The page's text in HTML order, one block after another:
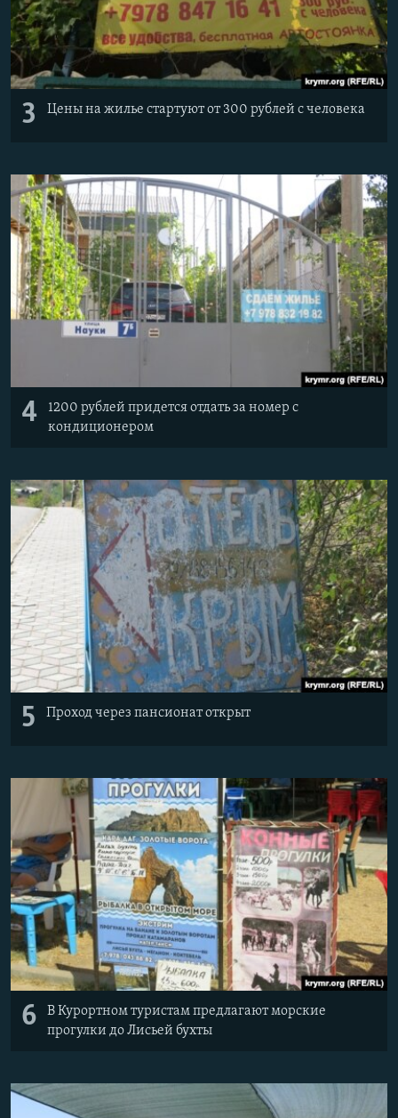
3 Цены на жилье стартуют от 300 рублей с человека
4
1200 рублей придется отдать за номер с
кондиционером
5 Проход через пансионат открыт
6
В Курортном туристам предлагают морские
прогулки до Лисьей бухты